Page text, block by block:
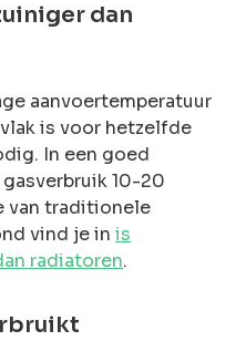
dan
aanvoertemperatuur
is voor hetzelfde
In een goed
10-20
van traditionele
vind je in is
radiatoren.